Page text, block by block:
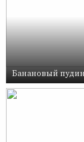
Банановый